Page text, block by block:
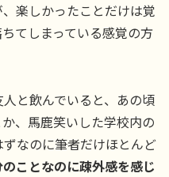
楽しかったことだけは覚
てしまっている感覚の方
と飲んでいると、あの頃
、馬鹿笑いした学校内の
なのに筆者だけほとんど
のことなのに疎外感を感じ